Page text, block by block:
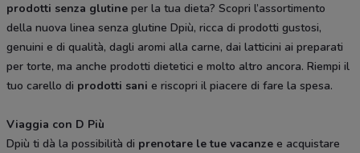
prodotti senza glutine per la tua dieta? Scopri l’assortimento
della nuova linea senza glutine Dpiù, ricca di prodotti gustosi,
genuini e di qualità, dagli aromi alla carne, dai latticini ai preparati
per torte, ma anche prodotti dietetici e molto altro ancora. Riempi il
tuo carello di prodotti sani e riscopri il piacere di fare la spesa.
Viaggia con D Più
Dpiù ti dà la possibilità di prenotare le tue vacanze e acquistare